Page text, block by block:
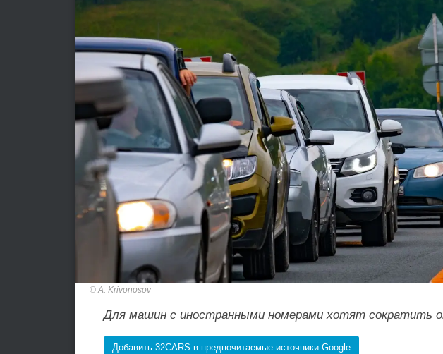
A. Krivonosov
Для машин с иностранными номерами хотят сократить
Добавить 32CARS в предпочитаемые источники Google